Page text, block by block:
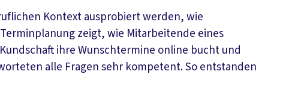
Kontext ausprobiert werden, wie
zeigt, wie Mitarbeitende eines
ihre Wunschtermine online bucht und
alle Fragen sehr kompetent. So entstanden